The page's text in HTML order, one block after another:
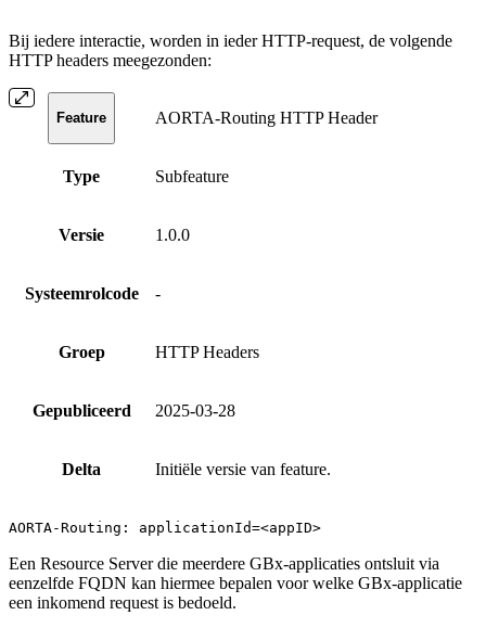
Bij iedere interactie, worden in ieder HTTP-request, de volgende
HTTP headers meegezonden:
Feature AORTA-Routing HTTP Header
Type Subfeature
Versie 1.0.0
Systeemrolcode -
Groep HTTP Headers
Gepubliceerd 2025-03-28
Delta Initiële versie van feature.
AORTA-Routing: applicationId=<appID>
Een Resource Server die meerdere GBx-applicaties ontsluit via
eenzelfde FQDN kan hiermee bepalen voor welke GBx-applicatie
een inkomend request is bedoeld.